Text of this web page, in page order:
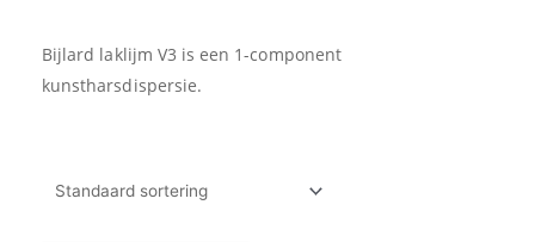
Bijlard laklijm V3 is een 1-component
kunstharsdispersie.